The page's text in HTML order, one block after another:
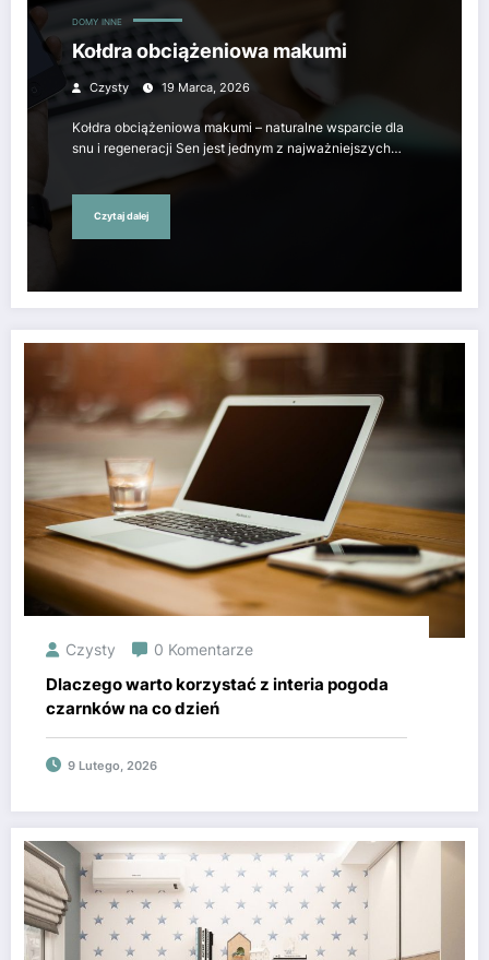
DOMY INNE
Kołdra obciążeniowa makumi
Czysty 19 Marca, 2026
Kołdra obciążeniowa makumi – naturalne wsparcie dla
snu i regeneracji Sen jest jednym z najważniejszych…
Czytaj dalej
Czysty 0 Komentarze
Dlaczego warto korzystać z interia pogoda
czarnków na co dzień
9 Lutego, 2026